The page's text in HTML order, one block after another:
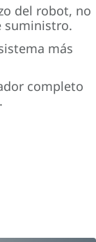
del robot, no
suministro.
más
completo